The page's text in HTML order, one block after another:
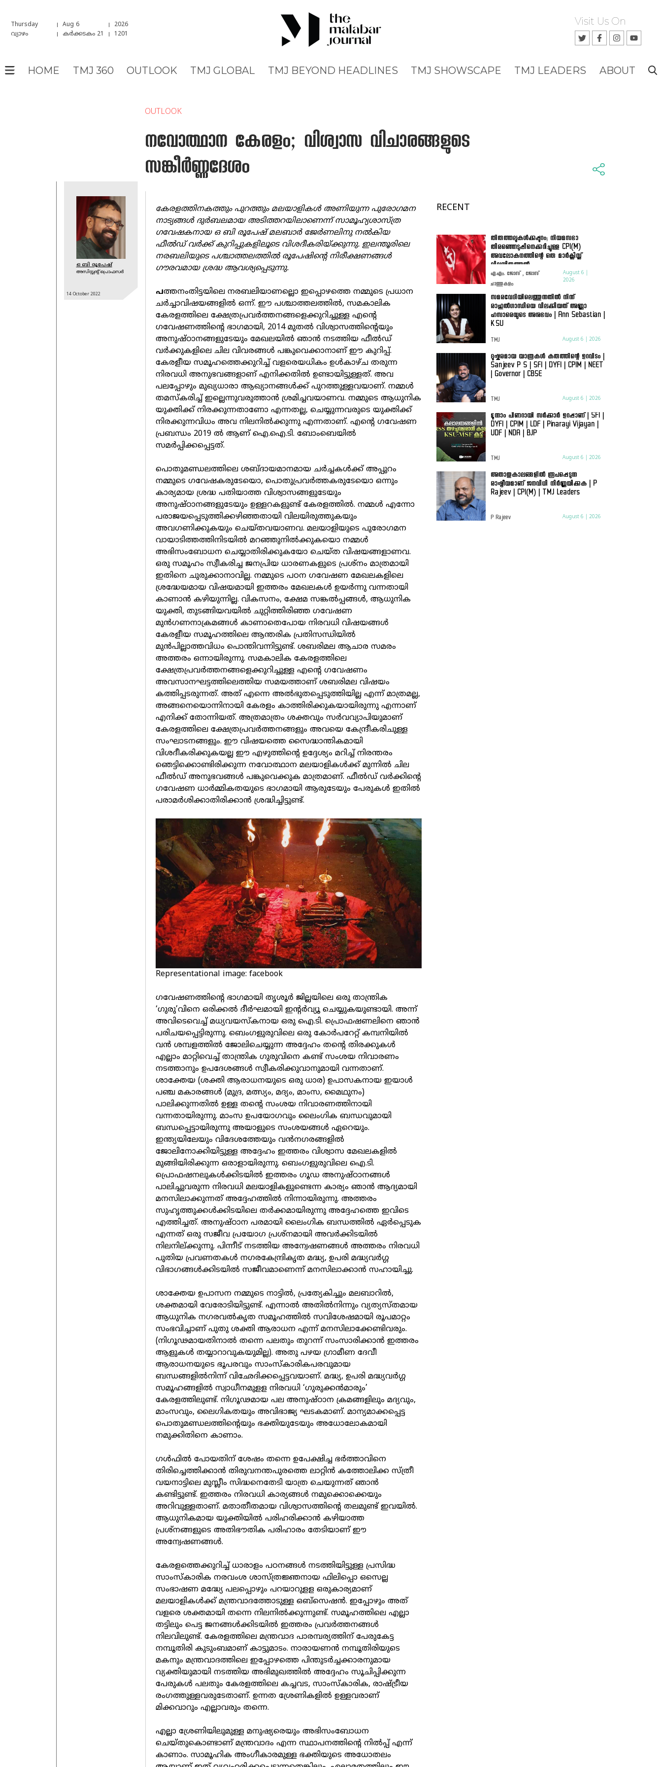
Thursday Aug 6
2026
വ്യാഴം
കർക്കടകം 21 1201
Visit Us On
HOME TMJ 360 OUTLOOK TMJ GLOBAL TMJ BEYOND HEADLINES TMJ SHOWSCAPE TMJ LEADERS ABOUT
OUTLOOK
നവോത്ഥാന കേരളം; വിശ്വാസ വിചാരങ്ങളുടെ
സങ്കീർണ്ണദേശം
ഒ ബി രൂപേഷ്
അസിസ്റ്റന്റ് പ്രൊഫസര്‍
14 October2022
കേരളത്തിനകത്തും പുറത്തും മലയാളികള്‍ അണിയുന്ന പുരോഗമന
നാട്യങ്ങള്‍ ദുര്‍ബലമായ അടിത്തറയിലാണെന്ന്‌ സാമൂഹ്യശാസ്‌ത്ര
ഗവേഷകനായ ഒ ബി രൂപേഷ്‌ മലബാർ ജേർണലിനു നൽകിയ
ഫീല്‍ഡ്‌ വര്‍ക്ക് കുറിപ്പുകളിലൂടെ വിശദീകരിയ്‌ക്കുന്നു. ഇലന്തൂരിലെ
നരബലിയുടെ പശ്ചാത്തലത്തില്‍ രൂപേഷിന്റെ നിരീക്ഷണങ്ങൾ
ഗൗരവമായ ശ്രദ്ധ ആവശ്യപ്പെടുന്നു.
പത്തനംതിട്ടയിലെ നരബലിയാണല്ലൊ ഇപ്പൊഴത്തെ നമ്മുടെ പ്രധാന
ചർച്ചാവിഷയങ്ങളിൽ ഒന്ന്. ഈ പശ്ചാത്തലത്തിൽ, സമകാലിക
കേരളത്തിലെ ക്ഷേത്രപ്രവർത്തനങ്ങളെക്കുറിച്ചുള്ള എന്റെ
ഗവേഷണത്തിന്റെ ഭാഗമായി, 2014 മുതൽ വിശ്വാസത്തിന്റെയും
അനുഷ്ഠാനങ്ങളുടേയും മേഖലയിൽ ഞാൻ നടത്തിയ ഫീൽഡ്
വർക്കുകളിലെ ചില വിവരങ്ങൾ പങ്കുവെക്കാനാണ് ഈ കുറിപ്പ്.
കേരളീയ സമൂഹത്തെക്കുറിച്ച് വളരെയധികം ഉൾകാഴ്ച തരുന്ന
നിരവധി അനുഭവങ്ങളാണ് എനിക്കതിൽ ഉണ്ടായിട്ടുള്ളത്. അവ
പലപ്പോഴും മുഖ്യധാരാ ആഖ്യാനങ്ങൾക്ക് പുറത്തുള്ളവയാണ്. നമ്മൾ
തമസ്കരിച്ച് ഇല്ലെന്നുവരുത്താൻ ശ്രമിച്ചവയാണവ. നമ്മുടെ ആധുനിക
യുക്തിക്ക് നിരക്കുന്നതാണോ എന്നതല്ല, ചെയ്യുന്നവരുടെ യുക്തിക്ക്
നിരക്കുന്നവിധം അവ നിലനിൽക്കുന്നു എന്നതാണ്. എന്റെ ഗവേഷണ
പ്രബന്ധം 2019 ൽ ആണ് ഐ.ഐ.ടി. ബോംബെയിൽ
സമർപ്പിക്കപ്പെട്ടത്.
പൊതുമണ്ഡലത്തിലെ ശബ്ദായമാനമായ ചർച്ചകൾക്ക് അപ്പുറം
നമ്മുടെ ഗവേഷകരുടേയൊ, പൊതുപ്രവർത്തകരുടേയൊ ഒന്നും
കാര്യമായ ശ്രദ്ധ പതിയാത്ത വിശ്വാസങ്ങളുടേയും
അനുഷ്ഠാനങ്ങളുടേയും ഉള്ളറകളുണ്ട് കേരളത്തിൽ. നമ്മൾ എന്നോ
പരാജയപ്പെടുത്തിക്കഴിഞ്ഞതായി വിലയിരുത്തുകയും
അവഗണിക്കുകയും ചെയ്തവയാണവ. മലയാളിയുടെ പുരോഗമന
വായാടിത്തത്തിനിടയിൽ മറഞ്ഞുനിൽക്കുകയൊ നമ്മൾ
അഭിസംബോധന ചെയ്യാതിരിക്കുകയോ ചെയ്ത വിഷയങ്ങളാണവ.
ഒരു സമൂഹം സ്വീകരിച്ച ജനപ്രിയ ധാരണകളുടെ പ്രശ്നം മാത്രമായി
ഇതിനെ ചുരുക്കാനാവില്ല. നമ്മുടെ പഠന ഗവേഷണ മേഖലകളിലെ
ശ്രദ്ധേയമായ വിഷയമായി ഇത്തരം മേഖലകൾ ഉയര്‍ന്നു വന്നതായി
കാണാൻ കഴിയുന്നില്ല. വികസനം, ക്ഷേമ സങ്കൽപ്പങ്ങൾ, ആധുനിക
യുക്തി, തുടങ്ങിയവയിൽ ചുറ്റിത്തിരിഞ്ഞ ഗവേഷണ
മുൻഗണനാക്രമങ്ങൾ കാണാതെപോയ നിരവധി വിഷയങ്ങൾ
കേരളീയ സമൂഹത്തിലെ ആന്തരിക പ്രതിസന്ധിയിൽ
മുൻപില്ലാത്തവിധം പൊന്തിവന്നിട്ടുണ്ട്. ശബരിമല ആചാര സമരം
അത്തരം ഒന്നായിരുന്നു. സമകാലിക കേരളത്തിലെ
ക്ഷേത്രപ്രവർത്തനങ്ങളെക്കുറിച്ചുള്ള എന്റെ ഗവേഷണം
അവസാനഘട്ടത്തിലെത്തിയ സമയത്താണ് ശബരിമല വിഷയം
കത്തിപ്പടരുന്നത്. അത് എന്നെ അൽഭുതപ്പെടുത്തിയില്ല എന്ന് മാത്രമല്ല,
അങ്ങനെയൊന്നിനായി കേരളം കാത്തിരിക്കുകയായിരുന്നു എന്നാണ്
എനിക്ക് തോന്നിയത്. അത്രമാത്രം ശക്തവും സർവവ്യാപിയുമാണ്
കേരളത്തിലെ ക്ഷേത്രപ്രവർത്തനങ്ങളും അവയെ കേന്ദ്രീകരിചുള്ള
സംഘാടനങ്ങളും. ഈ വിഷയത്തെ സൈദ്ധാന്തികമായി
വിശദീകരിക്കുകയല്ല ഈ എഴുത്തിന്റെ ഉദ്ദേശ്യം മറിച്ച് നിരന്തരം
ഞെട്ടിക്കൊണ്ടിരിക്കുന്ന നവോത്ഥാന മലയാളികൾക്ക് മുന്നിൽ ചില
ഫീൽഡ് അനുഭവങ്ങൾ പങ്കുവെക്കുക മാത്രമാണ്. ഫീൽഡ് വർക്കിന്റെ
ഗവേഷണ ധാർമ്മികതയുടെ ഭാഗമായി ആരുടേയും പേരുകൾ ഇതിൽ
പരാമർശിക്കാതിരിക്കാൻ ശ്രദ്ധിച്ചിട്ടുണ്ട്.
Representational image: facebook
ഗവേഷണത്തിന്റെ ഭാഗമായി തൃശൂർ ജില്ലയിലെ ഒരു താന്ത്രിക
‘ഗുരു’വിനെ ഒരിക്കൽ ദീര്‍ഘമായി ഇന്റർവ്യൂ ചെയ്യുകയുണ്ടായി. അന്ന്
അവിടെവെച്ച് മധ്യവയസ്കനായ ഒരു ഐ.ടി. പ്രൊഫഷണലിനെ ഞാൻ
പരിചയപ്പെട്ടിരുന്നു. ബെംഗളുരുവിലെ ഒരു കോർപറേറ്റ് കമ്പനിയിൽ
വൻ ശമ്പളത്തിൽ ജോലിചെയ്യുന്ന അദ്ദേഹം തന്റെ തിരക്കുകൾ
എല്ലാം മാറ്റിവെച്ച് താന്ത്രിക ഗുരുവിനെ കണ്ട് സംശയ നിവാരണം
നടത്താനും ഉപദേശങ്ങൾ സ്വീകരിക്കുവാനുമായി വന്നതാണ്.
ശാക്തേയ (ശക്തി ആരാധനയുടെ ഒരു ധാര) ഉപാസകനായ ഇയാൾ
പഞ്ച മകാരങ്ങൾ (മുദ്ര, മത്സ്യം, മദ്യം, മാംസ, മൈഥുനം)
പാലിക്കുന്നതിൽ ഉള്ള തന്റെ സംശയ നിവാരണത്തിനായി
വന്നതായിരുന്നു. മാംസ ഉപയോഗവും ലൈംഗിക ബന്ധവുമായി
ബന്ധപ്പെട്ടായിരുന്നു അയാളുടെ സംശയങ്ങൾ ഏറെയും.
ഇന്ത്യയിലേയും വിദേശത്തേയും വൻനഗരങ്ങളിൽ
ജോലിനോക്കിയിട്ടുള്ള അദ്ദേഹം ഇത്തരം വിശ്വാസ മേഖലകളിൽ
മുങ്ങിയിരിക്കുന്ന ഒരാളായിരുന്നു. ബെംഗളുരുവിലെ ഐ.ടി.
പ്രൊഫഷനലുകൾക്കിടയിൽ ഇത്തരം ഗൂഡ അനുഷ്ഠാനങ്ങൾ
പാലിച്ചുവരുന്ന നിരവധി മലയാളികളുണ്ടെന്ന കാര്യം ഞാൻ ആദ്യമായി
മനസിലാക്കുന്നത് അദ്ദേഹത്തിൽ നിന്നായിരുന്നു. അത്തരം
സുഹൃത്തുക്കൾക്കിടയിലെ തർക്കമായിരുന്നു അദ്ദേഹത്തെ ഇവിടെ
എത്തിച്ചത്. അനുഷ്ഠാന പരമായി ലൈംഗിക ബന്ധത്തിൽ ഏര്‍പ്പെടുക
എന്നത് ഒരു സജീവ പ്രയോഗ പ്രശ്നമായി അവർക്കിടയിൽ
നിലനില്ക്കുന്നു. പിന്നീട് നടത്തിയ അന്വേഷണങ്ങൾ അത്തരം നിരവധി
പുതിയ പ്രവണതകൾ നഗരകേന്ദ്രികൃത മദ്ധ്യ, ഉപരി മദ്ധ്യവർഗ്ഗ
വിഭാഗങ്ങൾക്കിടയിൽ സജീവമാണെന്ന് മനസിലാക്കാൻ സഹായിച്ചു.
ശാക്തേയ ഉപാസന നമ്മുടെ നാട്ടിൽ, പ്രത്യേകിച്ചും മലബാറിൽ,
ശക്തമായി വേരോടിയിട്ടുണ്ട്. എന്നാൽ അതിൽനിന്നും വ്യത്യസ്തമായ
ആധുനിക നഗരവൽകൃത സമൂഹത്തിൽ സവിശേഷമായി രൂപമാറ്റം
സംഭവിച്ചാണ് പുതു ശക്തി ആരാധന എന്ന് മനസിലാക്കേണ്ടിവരും.
(നിഗൂഢമായതിനാൽ തന്നെ പലതും തുറന്ന് സംസാരിക്കാൻ ഇത്തരം
ആളുകൾ തയ്യാറാവുകയുമില്ല). അതു പഴയ ഗ്രാമീണ ദേവീ
ആരാധനയുടെ ഭൂപരവും സാംസ്കാരികപരവുമായ
ബന്ധങ്ങളിൽനിന്ന് വിഛേദിക്കപ്പെട്ടവയാണ്. മദ്ധ്യ, ഉപരി മദ്ധ്യവർഗ്ഗ
സമൂഹങ്ങളിൽ സ്വാധീനമുളള നിരവധി ‘ഗുരുക്കൻമാരും’
കേരളത്തിലുണ്ട്. നിഗൂഢമായ പല അനുഷ്ഠാന ക്രമങ്ങളിലും മദ്യവും,
മാംസവും, ലൈഗികതയും അവിഭാജ്യ ഘടകമാണ്. മാന്യമാക്കപ്പെട്ട
പൊതുമണ്ഡലത്തിന്റെയും ഭക്തിയുടേയും അധോലോകമായി
നമുക്കിതിനെ കാണാം.
ഗൾഫിൽ പോയതിന് ശേഷം തന്നെ ഉപേക്ഷിച്ച ഭർത്താവിനെ
തിരിച്ചെത്തിക്കാൻ തിരുവനന്തപുരത്തെ ലാറ്റിൻ കത്തോലിക്ക സ്ത്രീ
വയനാട്ടിലെ മുസ്ലീം സിദ്ധനെതേടി യാത്ര ചെയുന്നത് ഞാൻ
കണ്ടിട്ടുണ്ട്. ഇത്തരം നിരവധി കാര്യങ്ങൾ നമുക്കൊക്കെയും
അറിവുള്ളതാണ്. മതാതീതമായ വിശ്വാസത്തിന്റെ തലമുണ്ട് ഇവയിൽ.
ആധുനികമായ യുക്തിയിൽ പരിഹരിക്കാൻ കഴിയാത്ത
പ്രശ്നങ്ങളുടെ അതിഭൗതിക പരിഹാരം തേടിയാണ് ഈ
അന്വേഷണങ്ങൾ.
കേരളത്തെക്കുറിച്ച് ധാരാളം പഠനങ്ങൾ നടത്തിയിട്ടുള്ള പ്രസിദ്ധ
സാംസ്കാരിക നരവംശ ശാസ്ത്രജ്ഞനായ ഫിലിപ്പൊ ഒസെല്ല
സംഭാഷണ മദ്ധ്യേ പലപ്പൊഴും പറയാറുളള ഒരുകാര്യമാണ്
മലയാളികൾക്ക് മന്ത്രവാദത്തോടുള്ള ഒബ്സെഷൻ. ഇപ്പോഴും അത്
വളരെ ശക്തമായി തന്നെ നിലനിൽക്കുന്നുണ്ട്. സമൂഹത്തിലെ എല്ലാ
തട്ടിലും പെട്ട ജനങ്ങൾക്കിടയിൽ ഇത്തരം പ്രവർത്തനങ്ങൾ
നിലവിലുണ്ട്. കേരളത്തിലെ മന്ത്രവാദ പാരമ്പര്യത്തിന് പേരുകേട്ട
നമ്പൂതിരി കുടുംബമാണ് കാട്ടുമാടം. നാരായണൻ നമ്പൂതിരിയുടെ
മകനും മന്ത്രവാദത്തിലെ ഇപ്പോഴത്തെ പിന്തുടർച്ചക്കാരനുമായ
വ്യക്തിയുമായി നടത്തിയ അഭിമുഖത്തിൽ അദ്ദേഹം സൂചിപ്പിക്കുന്ന
പേരുകൾ പലതും കേരളത്തിലെ കച്ചവട, സാംസ്കാരിക, രാഷ്ട്രീയ
രംഗത്തുള്ളവരുടേതാണ്. ഉന്നത ശ്രേണികളിൽ ഉള്ളവരാണ്
മിക്കവാറും എല്ലാവരും തന്നെ.
എല്ലാ ശ്രേണിയിലുമുള്ള മനുഷ്യരെയും അഭിസംബോധന
ചെയ്തുകൊണ്ടാണ് മന്ത്രവാദം എന്ന സ്ഥാപനത്തിന്റെ നിൽപ്പ് എന്ന്
കാണാം. സാമൂഹിക അംഗീകാരമുള്ള ഭക്തിയുടെ അധോതലം
RECENT
തിരുത്തലുകൾക്കപ്പുറം; നിയമസഭാ
തിരഞ്ഞെടുപ്പിനെക്കുറിച്ചുള്ള CPI(M)
അവലോകനത്തിന്റെ ഒരു മാർക്സിസ്റ്റ്
വിലയിരുത്തൽ
എ.എം. ജോസ് , ജോസ്
ചാത്തുകുളം
August 6 |
2026
സമരവേദിയിലെത്തുന്നതിൽ നിന്ന്
രാഹുൽഗാന്ധിയെ വിലക്കിയത് അണ്ണാ
ഹസാരെയുടെ അനുഭവം | Ann Sebastian |
KSU
TMJ August 6 | 2026
ദുഷ്കരമായ യാത്രകൾ കരുത്തിന്റെ ഉറവിടം |
Sanjeev P S | SFI | DYFI | CPIM | NEET
| Governor | CBSE
TMJ August 6 | 2026
മൂന്നാം പിണറായി സർക്കാർ ഉറപ്പാണ് | SFI |
DYFI | CPIM | LDF | Pinarayi Vijayan |
UDF | NDA | BJP
TMJ August 6 | 2026
അതാതുകാലങ്ങളിൽ രൂപപ്പെടുന്ന
രാഷ്ട്രീയമാണ് ജനവിധി നിർണ്ണയിക്കുക | P
Rajeev | CPI(M) | TMJ Leaders
P Rajeev August 6 | 2026